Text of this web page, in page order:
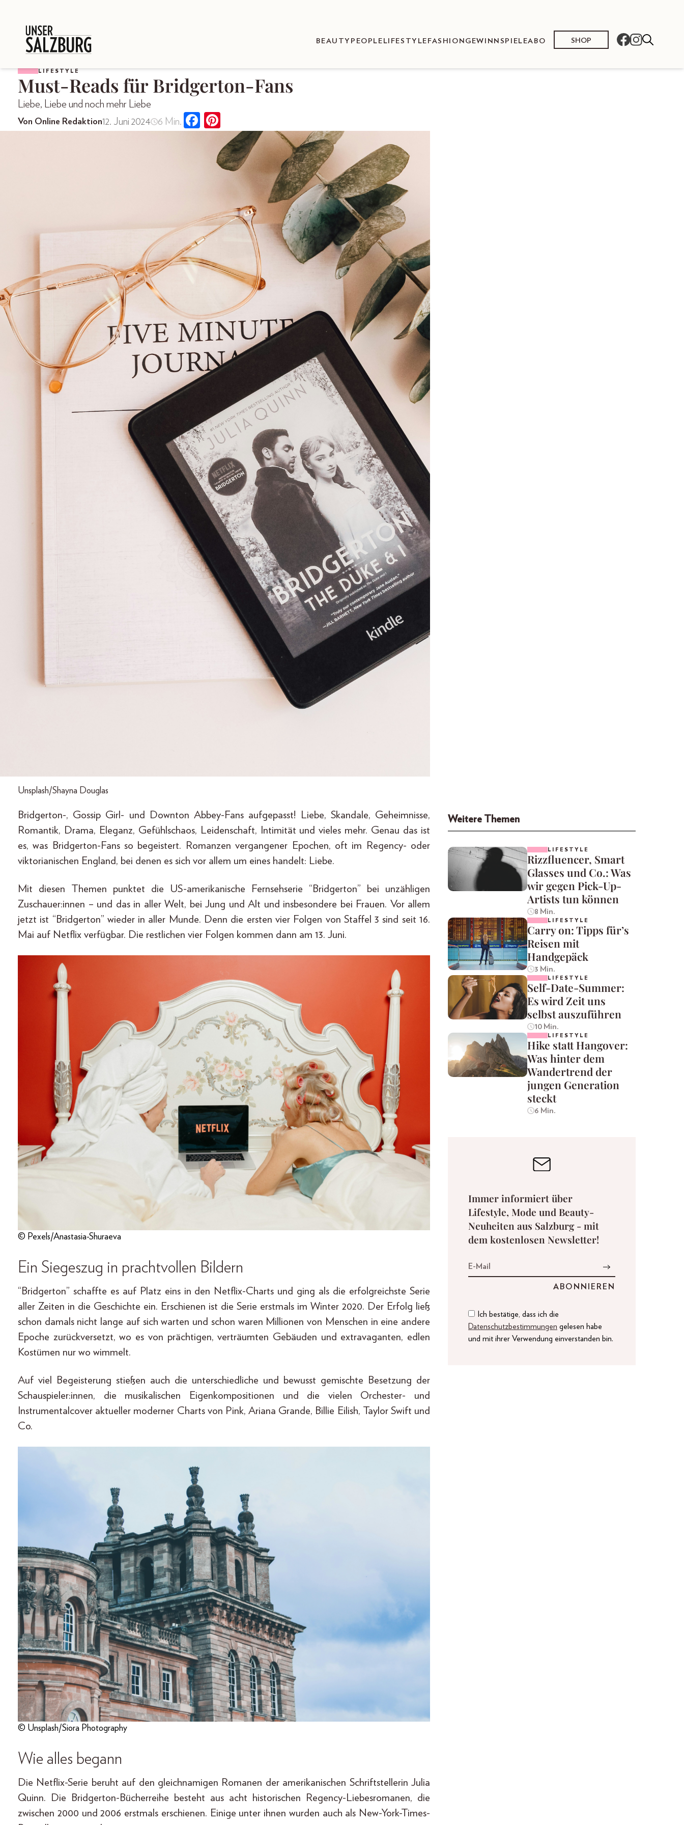
BEAUTY PEOPLE LIFESTYLE FASHION GEWINNSPIELEABO SHOP
LIFESTYLE
Must-Reads für Bridgerton-Fans
Liebe, Liebe und noch mehr Liebe
Von Online Redaktion12. Juni 2024 6 Min.
Unsplash/Shayna Douglas
Bridgerton-, Gossip Girl- und Downton Abbey-Fans aufgepasst! Liebe, Skandale, Geheimnisse,
Romantik, Drama, Eleganz, Gefühlschaos, Leidenschaft, Intimität und vieles mehr. Genau das ist
es, was Bridgerton-Fans so begeistert. Romanzen vergangener Epochen, oft im Regency- oder
viktorianischen England, bei denen es sich vor allem um eines handelt: Liebe.
Mit diesen Themen punktet die US-amerikanische Fernsehserie “Bridgerton” bei unzähligen
Zuschauer:innen – und das in aller Welt, bei Jung und Alt und insbesondere bei Frauen. Vor allem
jetzt ist “Bridgerton” wieder in aller Munde. Denn die ersten vier Folgen von Staffel 3 sind seit 16.
Mai auf Netflix verfügbar. Die restlichen vier Folgen kommen dann am 13. Juni.
© Pexels/Anastasia-Shuraeva
Ein Siegeszug in prachtvollen Bildern
“Bridgerton” schaffte es auf Platz eins in den Netflix-Charts und ging als die erfolgreichste Serie
aller Zeiten in die Geschichte ein. Erschienen ist die Serie erstmals im Winter 2020. Der Erfolg ließ
schon damals nicht lange auf sich warten und schon waren Millionen von Menschen in eine andere
Epoche zurückversetzt, wo es von prächtigen, verträumten Gebäuden und extravaganten, edlen
Kostümen nur wo wimmelt.
Auf viel Begeisterung stießen auch die unterschiedliche und bewusst gemischte Besetzung der
Schauspieler:innen, die musikalischen Eigenkompositionen und die vielen Orchester- und
Instrumentalcover aktueller moderner Charts von Pink, Ariana Grande, Billie Eilish, Taylor Swift und
Co.
© Unsplash/Siora Photography
Wie alles begann
Die Netflix-Serie beruht auf den gleichnamigen Romanen der amerikanischen Schriftstellerin Julia
Quinn. Die Bridgerton-Bücherreihe besteht aus acht historischen Regency-Liebesromanen, die
zwischen 2000 und 2006 erstmals erschienen. Einige unter ihnen wurden auch als New-York-Times-
Weitere Themen
LIFESTYLE
Rizzfluencer, Smart
Glasses und Co.: Was
wir gegen Pick-Up-
Artists tun können
8 Min.
LIFESTYLE
Carry on: Tipps für’s
Reisen mit
Handgepäck
3 Min.
LIFESTYLE
Self-Date-Summer:
Es wird Zeit uns
selbst auszuführen
10 Min.
LIFESTYLE
Hike statt Hangover:
Was hinter dem
Wandertrend der
jungen Generation
steckt
6 Min.
Immer informiert über
Lifestyle, Mode und Beauty-
Neuheiten aus Salzburg - mit
dem kostenlosen Newsletter!
Ich bestätige, dass ich die
Datenschutzbestimmungen gelesen habe
und mit ihrer Verwendung einverstanden bin.